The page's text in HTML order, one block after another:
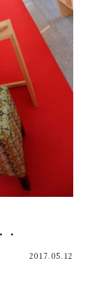
2017.05.12